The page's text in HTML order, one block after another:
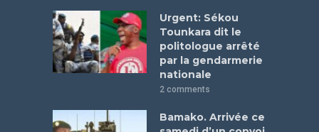
Urgent: Sékou
Tounkara dit le
politologue arrêté
par la gendarmerie
nationale
2 comments
Bamako. Arrivée ce